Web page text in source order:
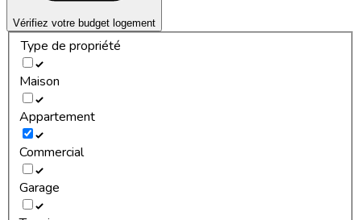
Vérifiez votre budget logement
Type de propriété
Maison
Appartement
Commercial
Garage